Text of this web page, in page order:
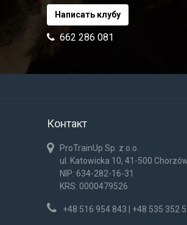
Написать клубу
662 286 081
Контакт
ProTrainUp Sp. z o.o.
ul. Katowicka 10, 41-500
NIP: 634-282-16-31
KRS: 0000479526
+48 516 954 843 | +48 535 352